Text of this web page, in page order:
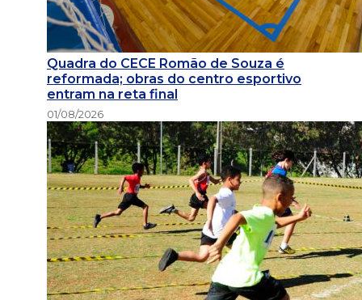
Quadra do CECE Romão de Souza é
reformada; obras do centro esportivo
entram na reta final
01/08/2026